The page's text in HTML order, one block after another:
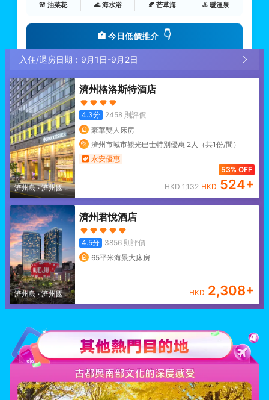
🌸 油菜花 🌊 海水浴 🍂 芒草海 ♨️ 暖溫泉
🏩 今日低價推介 👇
入住/退房日期： 9月1日-9月2日
濟州島·濟州國際
機場/濟州市/連洞
濟州格洛斯特酒店
4.3分 2458則評價
豪華雙人床房
濟州市城市觀光巴士特別優惠 2人（共1份/間）
永安優惠
53% OFF
HKD1,132 HKD 524+
濟州島·濟州國際
濟州君悅酒店
4.5分 3856則評價
65平米海景大床房
HKD 2,308+